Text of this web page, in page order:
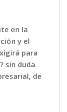
en la
y el
para
sin duda
de